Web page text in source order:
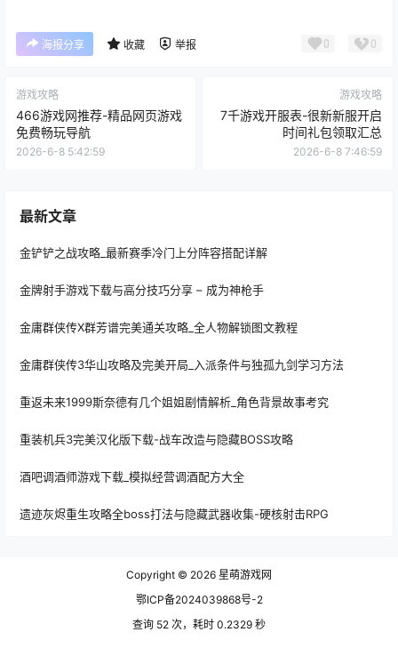
海报分享 收藏 举报 0 0
游戏攻略
466游戏网推荐-精品网页游戏
免费畅玩导航
2026-6-8 5:42:59
游戏攻略
7千游戏开服表-很新新服开启
时间礼包领取汇总
2026-6-8 7:46:59
最新文章
金铲铲之战攻略_最新赛季冷门上分阵容搭配详解
金牌射手游戏下载与高分技巧分享 – 成为神枪手
金庸群侠传X群芳谱完美通关攻略_全人物解锁图文教程
金庸群侠传3华山攻略及完美开局_入派条件与独孤九剑学习方法
重返未来1999斯奈德有几个姐姐剧情解析_角色背景故事考究
重装机兵3完美汉化版下载-战车改造与隐藏BOSS攻略
酒吧调酒师游戏下载_模拟经营调酒配方大全
遗迹灰烬重生攻略全boss打法与隐藏武器收集-硬核射击RPG
Copyright © 2026 星萌游戏网
鄂ICP备2024039868号-2
查询 52 次，耗时 0.2329 秒